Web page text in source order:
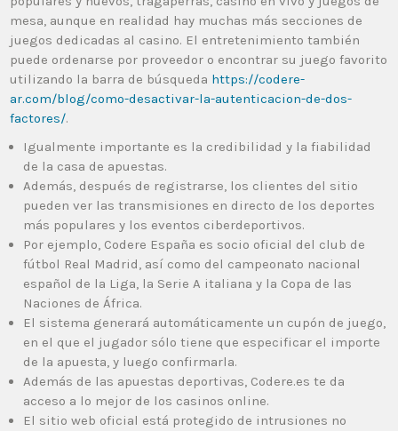
mesa, aunque en realidad hay muchas más secciones de
juegos dedicadas al casino. El entretenimiento también
puede ordenarse por proveedor o encontrar su juego favorito
utilizando la barra de búsqueda https://codere-
ar.com/blog/como-desactivar-la-autenticacion-de-dos-
factores/.
Igualmente importante es la credibilidad y la fiabilidad
de la casa de apuestas.
Además, después de registrarse, los clientes del sitio
pueden ver las transmisiones en directo de los deportes
más populares y los eventos ciberdeportivos.
Por ejemplo, Codere España es socio oficial del club de
fútbol Real Madrid, así como del campeonato nacional
español de la Liga, la Serie A italiana y la Copa de las
Naciones de África.
El sistema generará automáticamente un cupón de juego,
en el que el jugador sólo tiene que especificar el importe
de la apuesta, y luego confirmarla.
Además de las apuestas deportivas, Codere.es te da
acceso a lo mejor de los casinos online.
El sitio web oficial está protegido de intrusiones no